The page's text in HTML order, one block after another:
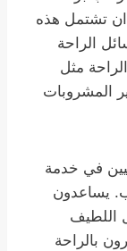
ان تشتمل هذه
الراحة
مثل
المشروبات
في خدمة
يساعدون
اللطيف
بالراحة